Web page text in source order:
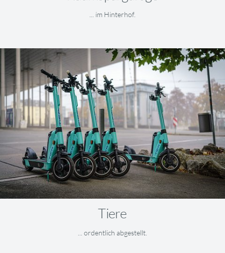
... im Hinterhof.
Tiere
... ordentlich abgestellt.